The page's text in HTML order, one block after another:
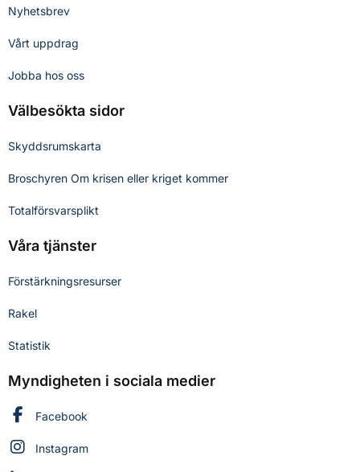
Nyhetsbrev
Vårt uppdrag
Jobba hos oss
Välbesökta sidor
Skyddsrumskarta
Broschyren Om krisen eller kriget kommer
Totalförsvarsplikt
Våra tjänster
Förstärkningsresurser
Rakel
Statistik
Myndigheten i sociala medier
Myndigheten för civilt försvar på
Facebook
Myndigheten för civilt försvar på
Instagram